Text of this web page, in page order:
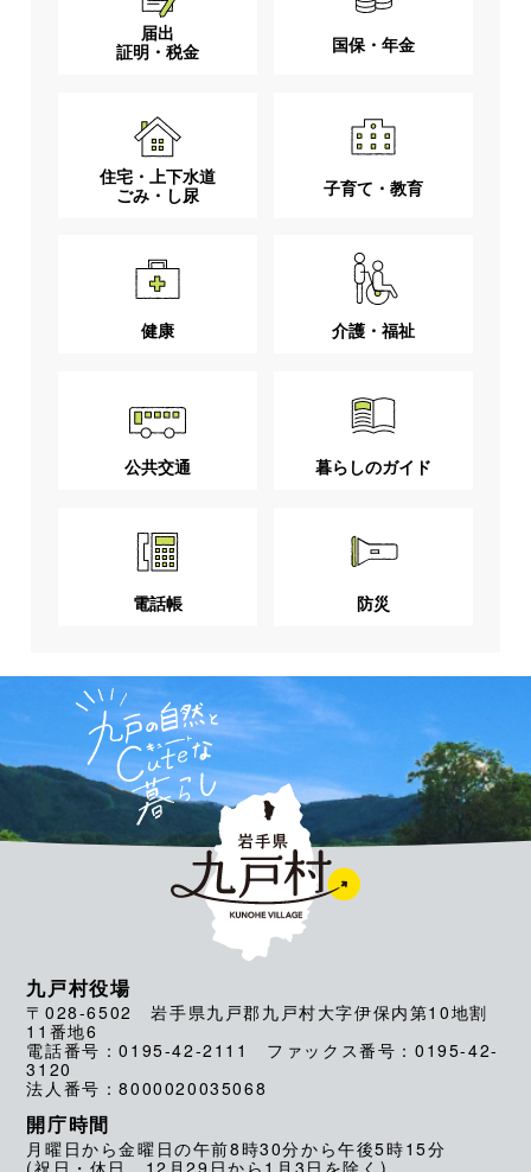
届出
証明・税金
国保・年金
住宅・上下水道
ごみ・し尿
子育て・教育
健康 介護・福祉
公共交通 暮らしのガイド
電話帳 防災
九戸村役場
〒028-6502 岩手県九戸郡九戸村大字伊保内第10地割
11番地6
電話番号：0195-42-2111 ファックス番号：0195-42-
3120
法人番号：8000020035068
開庁時間
月曜日から金曜日の午前8時30分から午後5時15分
(祝日・休日、12月29日から1月3日を除く)